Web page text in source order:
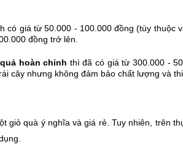
giá từ 50.000 - 100.000 đồng (tùy thuộc
đồng trở lên.
hoàn chỉnh thì đã có giá từ 300.000 -
cây nhưng không đảm bảo chất lượng và
giỏ quà ý nghĩa và giá rẻ. Tuy nhiên, trên